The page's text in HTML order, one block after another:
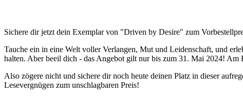
Sichere dir jetzt dein Exemplar von "Driven by Desire" zum
Tauche ein in eine Welt voller Verlangen, Mut und Leidenschaft, und
halten. Aber beeil dich - das Angebot gilt nur bis zum 31. Mai 2024! Am
Also zögere nicht und sichere dir noch heute deinen Platz in dieser
Lesevergnügen zum unschlagbaren Preis!